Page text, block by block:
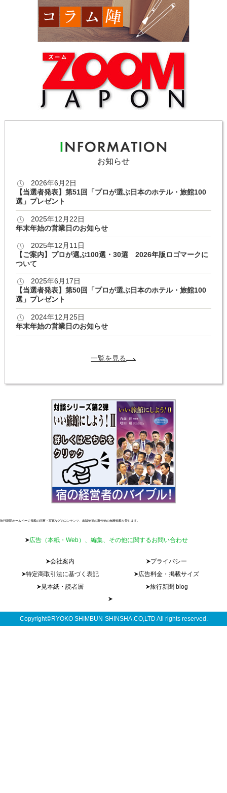
お知らせ
2026年6月2日
【当選者発表】第51回「プロが選ぶ日本のホテル・旅館100
選」プレゼント
2025年12月22日
年末年始の営業日のお知らせ
2025年12月11日
【ご案内】プロが選ぶ100選・30選 2026年版ロゴマークに
ついて
2025年6月17日
【当選者発表】第50回「プロが選ぶ日本のホテル・旅館100
選」プレゼント
2024年12月25日
年末年始の営業日のお知らせ
一覧を見る
旅行新聞ホームページ掲載の記事・写真などのコンテンツ、出版物等の著作物の無断転載を禁じます。
広告（本紙・Web）、編集、その他に関するお問い合わせ
会社案内
プライバシー
特定商取引法に基づく表記
広告料金・掲載サイズ
見本紙・読者層
旅行新聞 blog
Copyright©RYOKO SHIMBUN-SHINSHA.CO,LTD All rights reserved.